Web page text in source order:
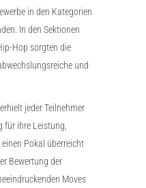
in den Kategorien
In den Sektionen
Hop sorgten die
und
jeder Teilnehmer
für ihre Leistung,
Pokal überreicht
Bewertung der
Moves